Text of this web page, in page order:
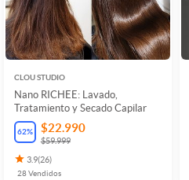
CLOU STUDIO
Nano RICHEE: Lavado,
Tratamiento y Secado Capilar
62% $22.990
$59.999
3.9(26)
28Vendidos